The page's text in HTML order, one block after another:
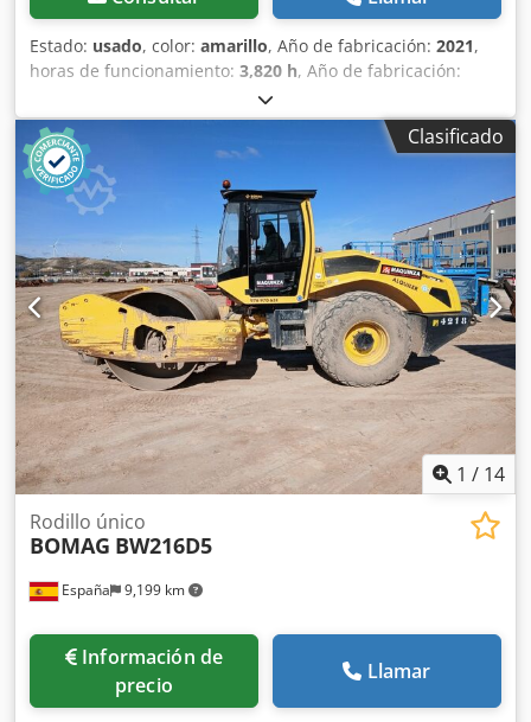
Estado: usado, color: amarillo, Año de fabricación: 2021,
horas de funcionamiento: 3,820 h, Año de fabricación:
2021 Peso en vacío: 16.000 kg Dimensiones (lxanxal): 622 x
230 x 299 cm Tipo de motor: Deutz DEUTZ TCD4.1 L-4
Ubicación: Sagunto (Valencia) Rodillo de compactación
usado, de hombre sentado marca Dcodpfxex Sqhij Ackjk
Bomag , modelo BW216 D5 . Se trata de una apisonadora
de ruedas y un solo tambor de 16 toneladas. Este versátil
compactador se adapta sin problema a cualquier lugar del
trabajo, proporcionando resultados de compactación y
apisonamiento líderes del sector en obras pequeñas o
medianas, en trabajos de construcción de infraestructura
de transporte como carreteras o construcción de edificios.
El rodillo compactador de ocasión BW216 D5 tiene un peso
de 15.990 kg. y una anchura de tambor de 2,13 m. Ancho
de tambor: 2.130 mm Diámetro de tambor: 1.500 mm
Capacidad de depósito: 250 l Amplitud: 2,10/1,10 mm CE
Clasificado
1 / 14
España 9,199 km
Rodillo único
BOMAG BW216D5
Información de
precio
Llamar